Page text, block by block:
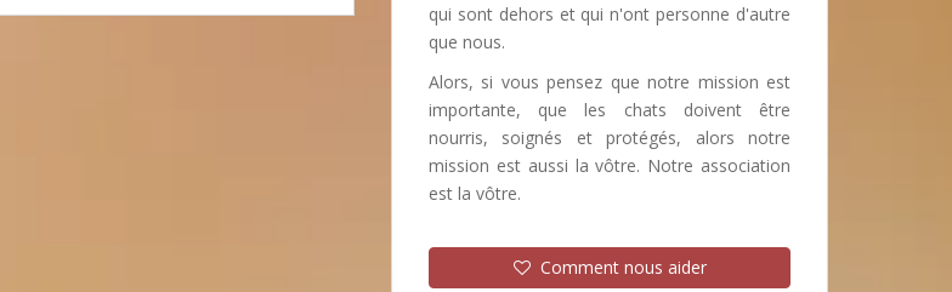
qui sont dehors et qui n'ont personne d'autre
que nous.
Alors, si vous pensez que notre mission est
importante, que les chats doivent être
nourris, soignés et protégés, alors notre
mission est aussi la vôtre. Notre association
est la vôtre.
Comment nous aider